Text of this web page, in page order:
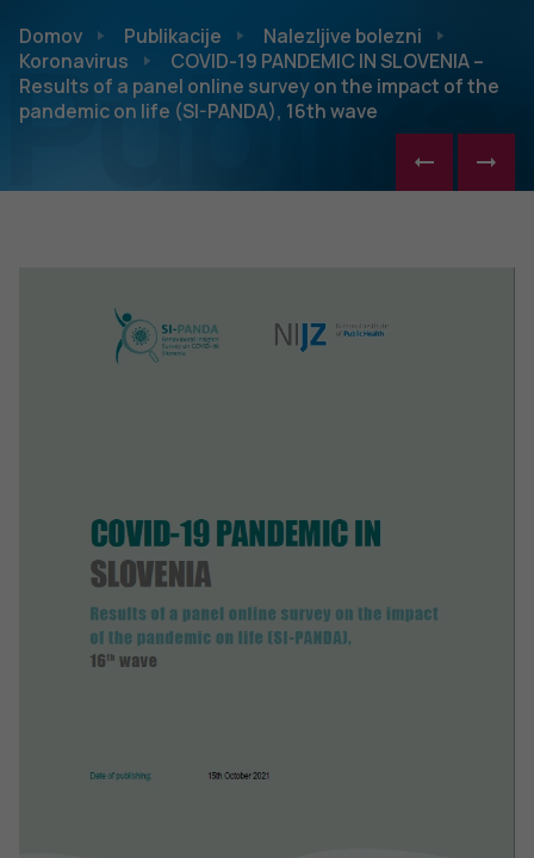
Domov Publikacije
Nalezljive bolezni
Koronavirus
COVID-19 PANDEMIC IN SLOVENIA –
Results of a panel online survey on the impact of the
pandemic on life (SI-PANDA), 16th wave